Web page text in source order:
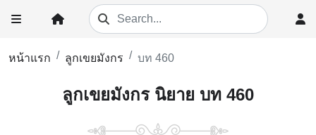
หน้าแรก ลูกเขยมังกร บท 460
ลูกเขยมังกร นิยาย บท 460